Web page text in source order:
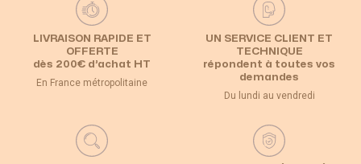
LIVRAISON RAPIDE ET
OFFERTE
dès 200€ d’achat HT
En France métropolitaine
UN SERVICE CLIENT ET
TECHNIQUE
répondent à toutes vos
demandes
Du lundi au vendredi